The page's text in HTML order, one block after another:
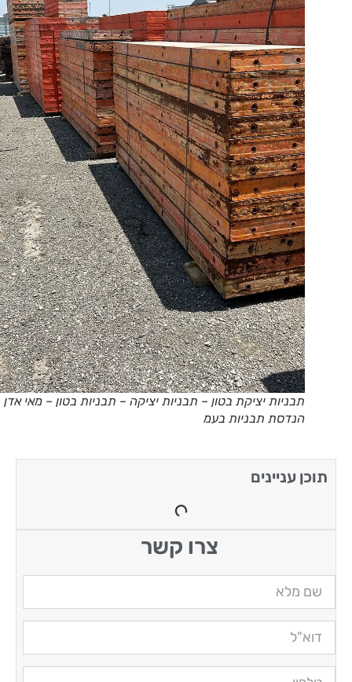
תבניות יציקת בטון – תבניות יציקה – תבניות בטון – מאי אדן
הנדסת תבניות בעמ
תוכן עניינים
צרו קשר